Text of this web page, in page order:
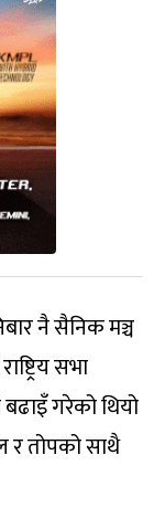
नै सैनिक मञ्च
सभा
गरेको थियो
र तोपको साथै